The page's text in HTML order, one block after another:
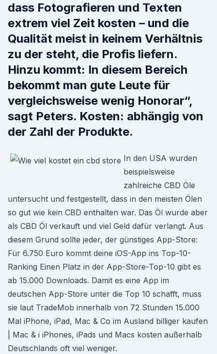
dass Fotografieren und Texten
extrem viel Zeit kosten – und die
Qualität meist in keinem Verhältnis
zu der steht, die Profis liefern.
Hinzu kommt: In diesem Bereich
bekommt man gute Leute für
vergleichsweise wenig Honorar“,
sagt Peters. Kosten: abhängig von
der Zahl der Produkte.
In den USA wurden
beispielsweise
zahlreiche CBD Öle
untersucht und festgestellt, dass in den meisten Ölen
so gut wie kein CBD enthalten war. Das Öl wurde aber
als CBD Öl verkauft und viel Geld dafür verlangt. Aus
diesem Grund sollte jeder, der günstiges App-Store:
Für 6.750 Euro kommt deine iOS-App ins Top-10-
Ranking Einen Platz in der App-Store-Top-10 gibt es
ab 15.000 Downloads. Damit es eine App im
deutschen App-Store unter die Top 10 schafft, muss
sie laut TradeMob innerhalb von 72 Stunden 15.000
Mal iPhone, iPad, Mac & Co im Ausland billiger kaufen
| Mac & i iPhones, iPads und Macs kosten außerhalb
Deutschlands oft viel weniger.